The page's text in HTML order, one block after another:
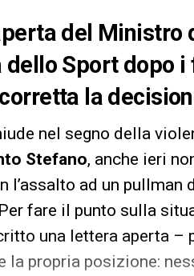
del Ministro
dello Sport dopo
la
nel segno della
Stefano, anche ieri
l’assalto ad un
fare il punto sulla
una lettera aperta –
la propria posizione: